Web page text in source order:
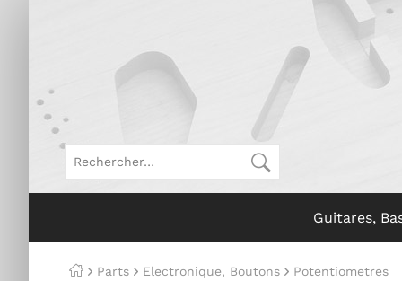
Guitares,
Parts Electronique, Boutons Potentiometres